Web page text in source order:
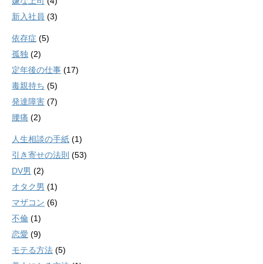
新入社員 (3)
依存症 (5)
孤独 (2)
定年後の仕事 (17)
毒親持ち (5)
発達障害 (7)
腰痛 (2)
人生相談の手紙 (1)
引き寄せの法則 (53)
DV男 (2)
オタク男 (1)
マザコン (6)
不倫 (1)
恋愛 (9)
モテる方法 (5)